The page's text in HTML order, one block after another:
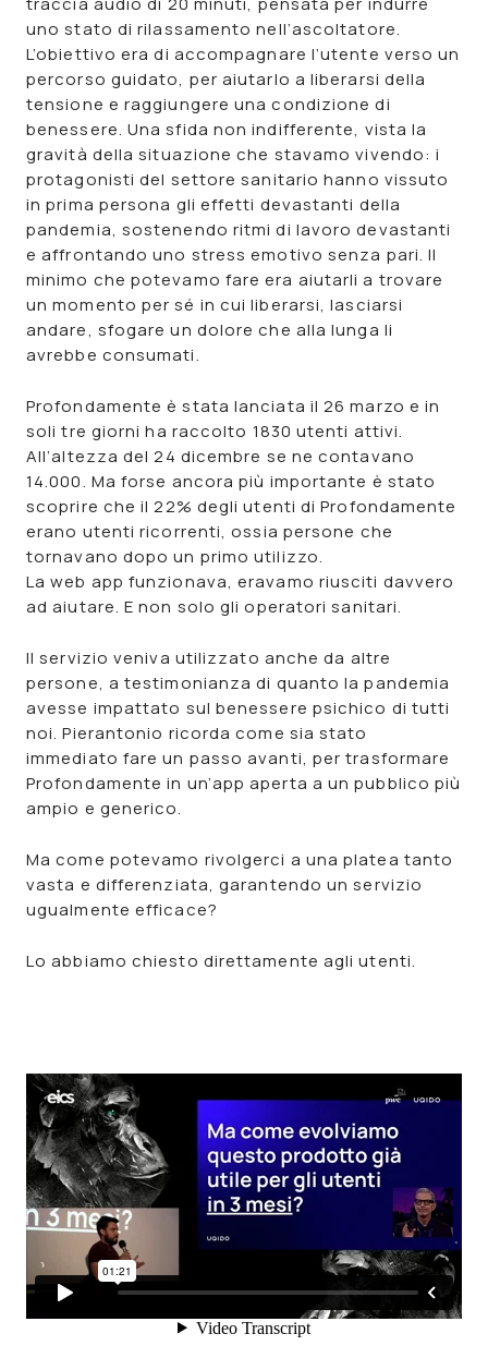
uno stato di rilassamento nell’ascoltatore.
L’obiettivo era di accompagnare l’utente verso un
percorso guidato, per aiutarlo a liberarsi della
tensione e raggiungere una condizione di
benessere. Una sfida non indifferente, vista la
gravità della situazione che stavamo vivendo: i
protagonisti del settore sanitario hanno vissuto
in prima persona gli effetti devastanti della
pandemia, sostenendo ritmi di lavoro devastanti
e affrontando uno stress emotivo senza pari. Il
minimo che potevamo fare era aiutarli a trovare
un momento per sé in cui liberarsi, lasciarsi
andare, sfogare un dolore che alla lunga li
avrebbe consumati.
Profondamente è stata lanciata il 26 marzo e in
soli tre giorni ha raccolto 1830 utenti attivi.
All’altezza del 24 dicembre se ne contavano
14.000. Ma forse ancora più importante è stato
scoprire cheil 22% degli utenti di Profondamente
erano utenti ricorrenti, ossia persone che
tornavano dopo un primo utilizzo.
Laweb app funzionava, eravamo riusciti davvero
ad aiutare. E non solo gli operatori sanitari.
Il servizio veniva utilizzato anche da altre
persone, a testimonianza di quanto la pandemia
avesse impattato sul benessere psichico di tutti
noi. Pierantonio ricorda come sia stato
immediato fare un passo avanti, pertrasformare
Profondamente in un’app aperta a un pubblico più
ampio e generico.
Ma come potevamo rivolgerci a una platea tanto
vasta e differenziata, garantendo un servizio
ugualmente efficace?
Lo abbiamo chiesto direttamente agli utenti.